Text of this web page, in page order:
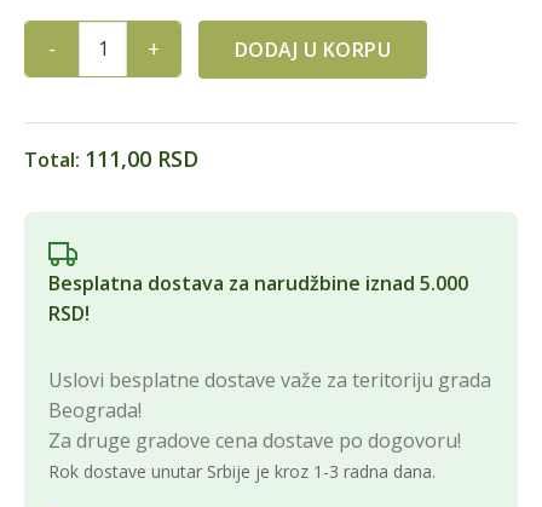
PŠENICA BELIJA RINFUZ 30/1 quantity
DODAJ U KORPU
Total: 111,00 RSD
Besplatna dostava za narudžbine iznad 5.000
RSD!
Uslovi besplatne dostave važe za teritoriju grada
Beograda!
Za druge gradove cena dostave po dogovoru!
Rok dostave unutar Srbije je kroz 1-3 radna dana.